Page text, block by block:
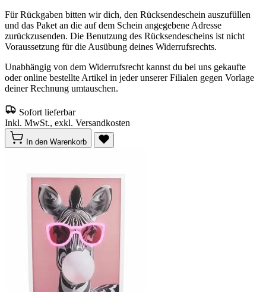
Für Rückgaben bitten wir dich, den Rücksendeschein auszufüllen
und das Paket an die auf dem Schein angegebene Adresse
zurückzusenden. Die Benutzung des Rücksendescheins ist nicht
Voraussetzung für die Ausübung deines Widerrufsrechts.
Unabhängig von dem Widerrufsrecht kannst du bei uns gekaufte
oder online bestellte Artikel in jeder unserer Filialen gegen Vorlage
deiner Rechnung umtauschen.
Sofort lieferbar
Inkl. MwSt., exkl. Versandkosten
In den Warenkorb